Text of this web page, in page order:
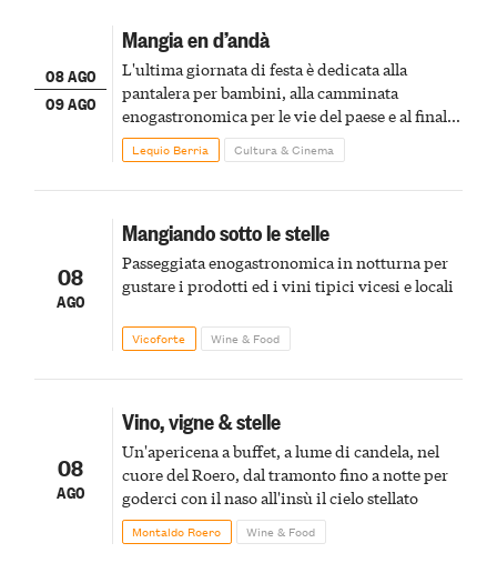
08 AGO
09 AGO
Mangia en d’andà
L'ultima giornata di festa è dedicata alla
pantalera per bambini, alla camminata
enogastronomica per le vie del paese e al finale
pirotecnico
Lequio Berria Cultura & Cinema
08
AGO
Mangiando sotto le stelle
Passeggiata enogastronomica in notturna per
gustare i prodotti ed i vini tipici vicesi e locali
Vicoforte Wine & Food
08
AGO
Vino, vigne & stelle
Un'apericena a buffet, a lume di candela, nel
cuore del Roero, dal tramonto fino a notte per
goderci con il naso all'insù il cielo stellato
Montaldo Roero Wine & Food